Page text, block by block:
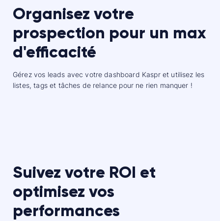
Organisez votre
prospection pour un max
d'efficacité
Gérez vos leads avec votre dashboard Kaspr et utilisez les
listes, tags et tâches de relance pour ne rien manquer !
Suivez votre ROI et
optimisez vos
performances